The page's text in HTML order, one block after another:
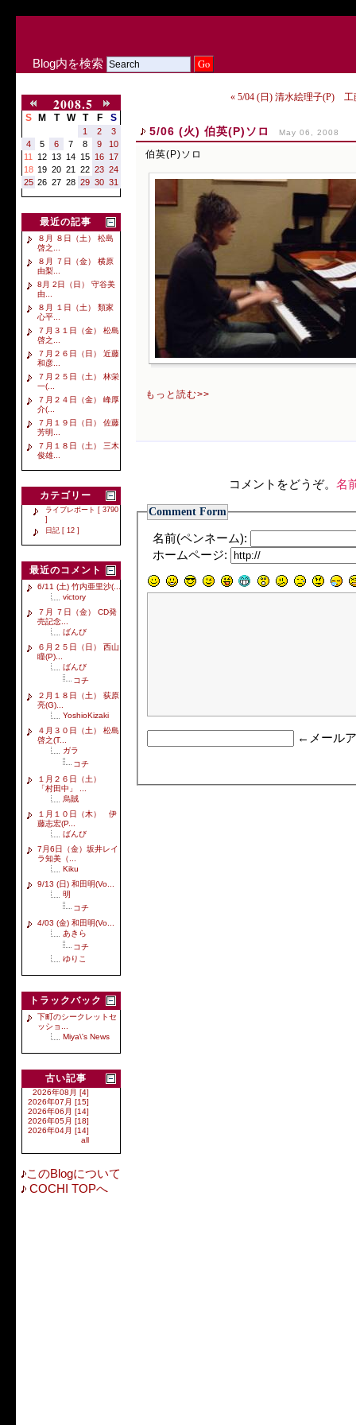
Blog内を検索
2008.5
S M T W T F S
1 2
3
4
5 6 7 8 9
10
11
12 13 14 15 16 17
18 19 20 21 22 23 24
25 26 27 28 29 30 31
最近の記事
８月 ８日（土） 松島
啓之...
８月 ７日（金） 横原
由梨...
8月 2日（日） 守谷美
由...
８月 １日（土） 類家
心平...
７月３１日（金） 松島
啓之...
７月２６日（日） 近藤
和彦...
７月２５日（土） 林栄
一(...
７月２４日（金） 峰厚
介(...
７月１９日（日） 佐藤
芳明...
７月１８日（土） 三木
俊雄...
カテゴリー
ライブレポート [ 3790
]
日記 [ 12 ]
最近のコメント
6/11 (土) 竹内亜里沙(...
victory
７月 ７日（金） CD発
売記念...
ばんび
６月２５日（日） 西山
瞳(P)...
ばんび
コチ
２月１８日（土） 荻原
亮(G)...
YoshioKizaki
４月３０日（土） 松島
啓之(T...
ガラ
コチ
１月２６日（土）
「村田中」 ...
烏賊
１月１０日（木） 伊
藤志宏(P...
ばんび
7月6日（金）坂井レイ
ラ知美（...
Kiku
9/13 (日) 和田明(Vo...
明
コチ
4/03 (金) 和田明(Vo...
あきら
コチ
ゆりこ
トラックバック
下町のシークレットセ
ッショ...
Miya\'s News
古い記事
2026年08月 [4]
2026年07月 [15]
2026年06月 [14]
2026年05月 [18]
2026年04月 [14]
all
このBlogについて
COCHI TOPへ
« 5/04 (日) 清水絵理子(P)
5/06 (火) 伯英(P)ソロ May 06, 2008
伯英(P)ソロ
もっと読む>>
コメントをどうぞ。 名
Comment Form
名前(ペンネーム):
ホームページ:
←メール